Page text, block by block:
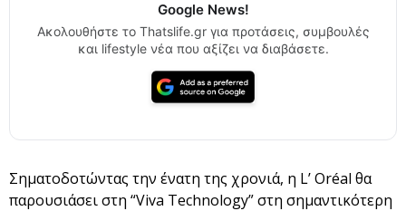
Google News!
Ακολουθήστε το Thatslife.gr για προτάσεις, συμβουλές
και lifestyle νέα που αξίζει να διαβάσετε.
Σηματοδοτώντας την ένατη της χρονιά, η L’ Oréal θα
παρουσιάσει στη “Viva Technology” στη σημαντικότερη